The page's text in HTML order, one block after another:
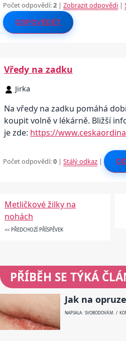
Počet odpovědí:2 |Zobrazit odpovědi |
ODPOVĚDĚT
Vředy na zadku
Jirka
Na vředy na zadku pomáhá
koupit volně v lékárně. Bližší
je zde: https://
Počet odpovědí:0 |Stálý odkaz |
Metličkové žilky na
nohách
<< PŘEDCHOZÍ PŘÍSPĚVEK
PŘÍBĚH SE TÝKÁ
Jak na
NAPSALA: SVOBODOVÁ M. /